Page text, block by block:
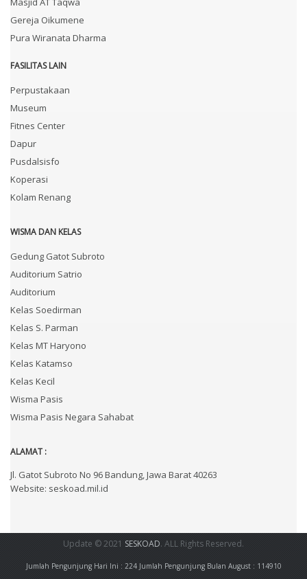
Gereja Oikumene
Pura Wiranata Dharma
FASILITAS LAIN
Perpustakaan
Museum
Fitnes Center
Dapur
Pusdalsisfo
Koperasi
Kolam Renang
WISMA DAN KELAS
Gedung Gatot Subroto
Auditorium Satrio
Auditorium
Kelas Soedirman
Kelas S. Parman
Kelas MT Haryono
Kelas Katamso
Kelas Kecil
Wisma Pasis
Wisma Pasis Negara Sahabat
ALAMAT :
Jl. Gatot Subroto No 96 Bandung, Jawa Barat 40263
Website: seskoad.mil.id
Update © 2021 SESKOAD. ALL Rights Reserved.
Jumlah Pengunjung Hari Ini : 224 Jumlah Pengunjung Bulan August : 114910